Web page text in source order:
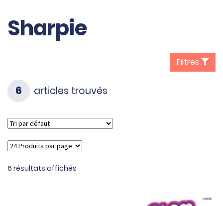
Sharpie
Filtres
6 articles trouvés
6 résultats affichés